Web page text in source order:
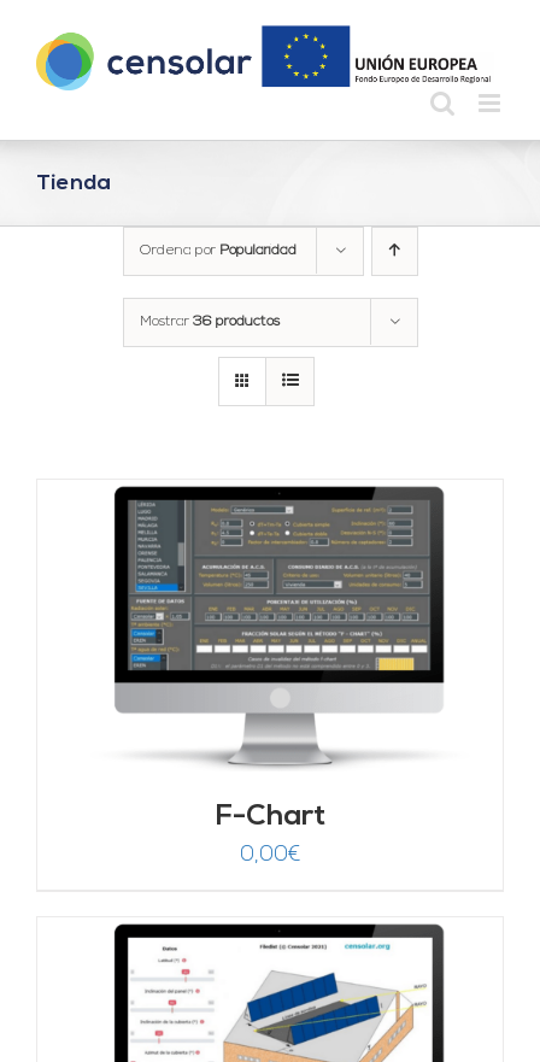
contenido
Tienda
Ordena por Popularidad
Mostrar 36 productos
F-Chart
0,00€